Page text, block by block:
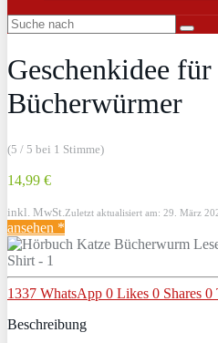
Geschenkidee
Bücherwürmer
(5 / 5 bei 1 Stimme)
14,99 €
inkl. MwSt. Zuletzt aktualisiert am: 29. März
ansehen *
1337 WhatsApp 0 Likes 0 Shares 0
Beschreibung